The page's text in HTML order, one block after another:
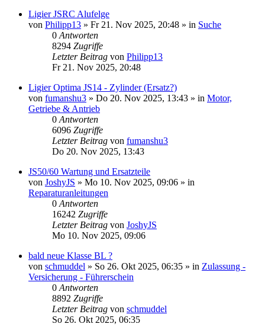
Ligier JSRC Alufelge
von Philipp13 » Fr 21. Nov 2025, 20:48 » in Suche
0Antworten
8294 Zugriffe
Letzter Beitrag von Philipp13
Fr 21. Nov 2025, 20:48
Ligier Optima JS14 - Zylinder (Ersatz?)
von fumanshu3 » Do 20. Nov 2025, 13:43 » in Motor,
Getriebe & Antrieb
0Antworten
6096 Zugriffe
Letzter Beitrag von fumanshu3
Do 20. Nov 2025, 13:43
JS50/60 Wartung und Ersatzteile
von JoshyJS » Mo 10. Nov 2025, 09:06 » in
Reparaturanleitungen
0Antworten
16242 Zugriffe
Letzter Beitrag von JoshyJS
Mo 10. Nov 2025, 09:06
bald neue Klasse BL ?
von schmuddel » So 26. Okt 2025, 06:35 » in Zulassung -
Versicherung - Führerschein
0Antworten
8892 Zugriffe
Letzter Beitrag von schmuddel
So 26. Okt 2025, 06:35